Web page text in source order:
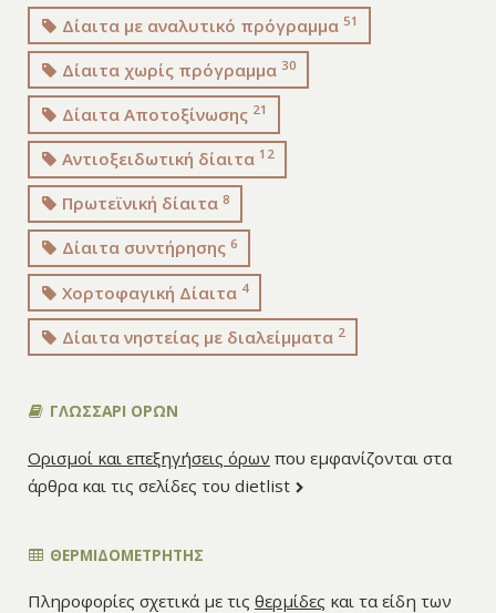
Δίαιτα με αναλυτικό πρόγραμμα51
Δίαιτα χωρίς πρόγραμμα 30
Δίαιτα Αποτοξίνωσης 21
Αντιοξειδωτική δίαιτα 12
Πρωτεϊνική δίαιτα8
Δίαιτα συντήρησης6
Χορτοφαγική Δίαιτα 4
Δίαιτα νηστείας με διαλείμματα 2
ΓΛΩΣΣΑΡΙ ΟΡΩΝ
Ορισμοί και επεξηγήσεις όρων που εμφανίζονται στα
άρθρα και τις σελίδες του dietlist
ΘΕΡΜΙΔΟΜΕΤΡΗΤΗΣ
Πληροφορίες σχετικά με τις θερμίδες και τα είδη των